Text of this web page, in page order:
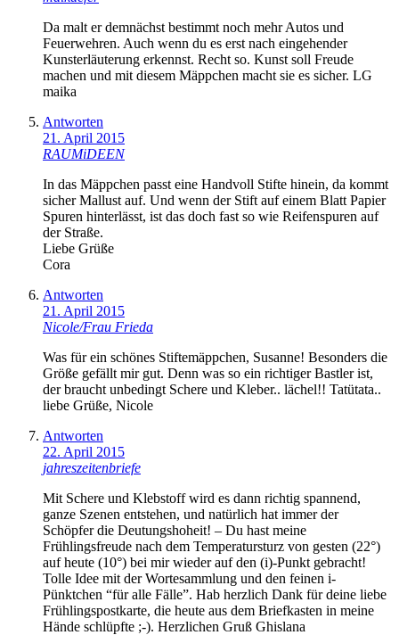
Da malt er demnächst bestimmt noch mehr Autos und
Feuerwehren. Auch wenn du es erst nach eingehender
Kunsterläuterung erkennst. Recht so. Kunst soll Freude
machen und mit diesem Mäppchen macht sie es sicher. LG
maika
Antworten
21. April 2015
RAUMiDEEN
In das Mäppchen passt eine Handvoll Stifte hinein, da kommt
sicher Mallust auf. Und wenn der Stift auf einem Blatt Papier
Spuren hinterlässt, ist das doch fast so wie Reifenspuren auf
der Straße.
Liebe Grüße
Cora
Antworten
21. April 2015
Nicole/Frau Frieda
Was für ein schönes Stiftemäppchen, Susanne! Besonders die
Größe gefällt mir gut. Denn was so ein richtiger Bastler ist,
der braucht unbedingt Schere und Kleber.. lächel!! Tatütata..
liebe Grüße, Nicole
Antworten
22. April 2015
jahreszeitenbriefe
Mit Schere und Klebstoff wird es dann richtig spannend,
ganze Szenen entstehen, und natürlich hat immer der
Schöpfer die Deutungshoheit! – Du hast meine
Frühlingsfreude nach dem Temperatursturz von gesten (22°)
auf heute (10°) bei mir wieder auf den (i)-Punkt gebracht!
Tolle Idee mit der Wortesammlung und den feinen i-
Pünktchen “für alle Fälle”. Hab herzlich Dank für deine liebe
Frühlingspostkarte, die heute aus dem Briefkasten in meine
Hände schlüpfte ;-). Herzlichen Gruß Ghislana